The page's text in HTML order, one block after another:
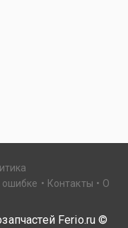
Контакты
О
Ferio.ru ©